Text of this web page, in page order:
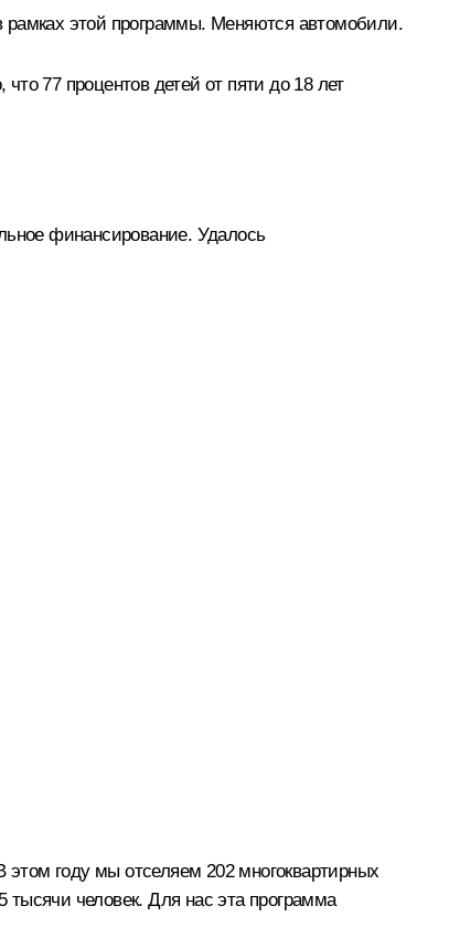
рамках этой программы. Меняются автомобили.
77 процентов детей от пяти до 18 лет
финансирование. Удалось
году мы отселяем 202 многоквартирных
человек. Для нас эта программа